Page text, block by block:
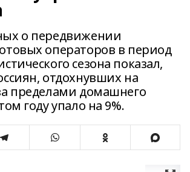
о передвижении
операторов в период
сезона показал,
отдохнувших на
пределами домашнего
году упало на 9%.